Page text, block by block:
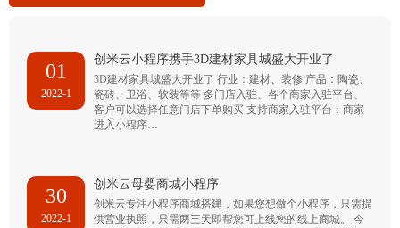
01
2022-1
创米云小程序携手3D建材家具城盛大开业了
3D建材家具城盛大开业了 行业：建材、装修 产品：陶瓷、
瓷砖、卫浴、软装等等 多门店入驻、各个商家入驻平台、
客户可以选择任意门店下单购买 支持商家入驻平台：商家
进入小程序…
30
2022-1
创米云母婴商城小程序
创米云专注小程序商城搭建，如果您想做个小程序，只需提
供营业执照，只需两三天即帮您可上线您的线上商城。 今